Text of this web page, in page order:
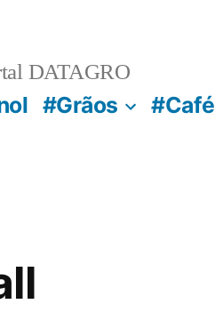
DATAGRO
#Grãos #Café